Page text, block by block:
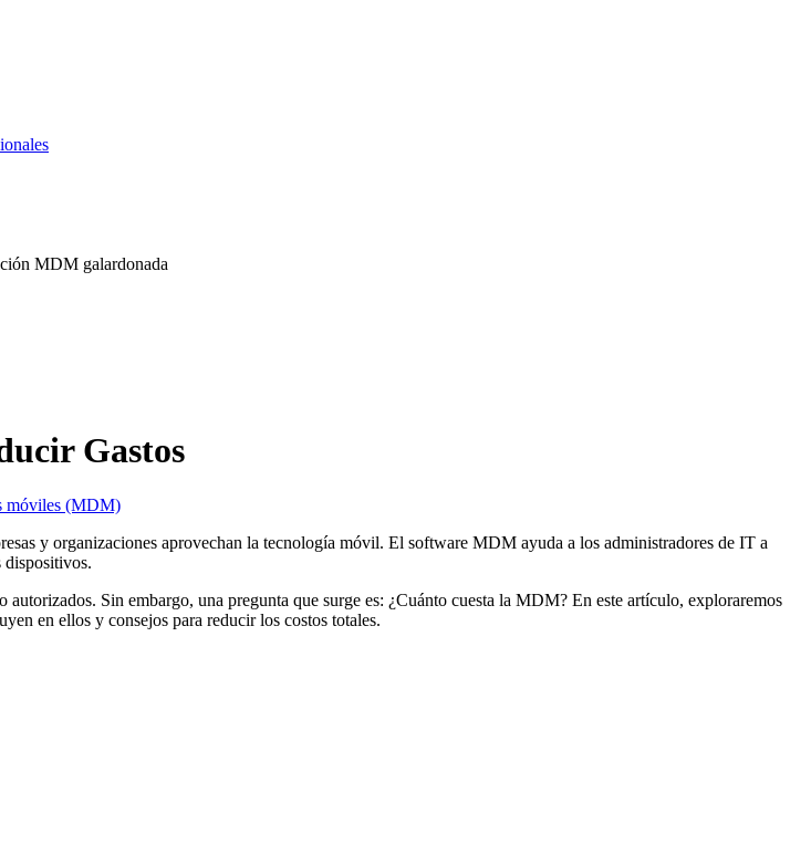
MDM galardonada
Gastos
móviles (MDM)
y organizaciones aprovechan la tecnología móvil. El software MDM ayuda a los administradores de IT a
dispositivos.
Sin embargo, una pregunta que surge es: ¿Cuánto cuesta la MDM? En este artículo, exploraremos
en ellos y consejos para reducir los costos totales.